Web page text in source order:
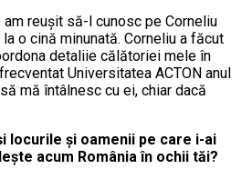
am reuşit să-l cunosc pe Corneliu
o cină minunată. Corneliu a făcut
detaliie călătoriei mele în
Universitatea ACTON anul
mă întâlnesc cu ei, chiar dacă
locurile şi oamenii pe care i-ai
acum România în ochii tăi?